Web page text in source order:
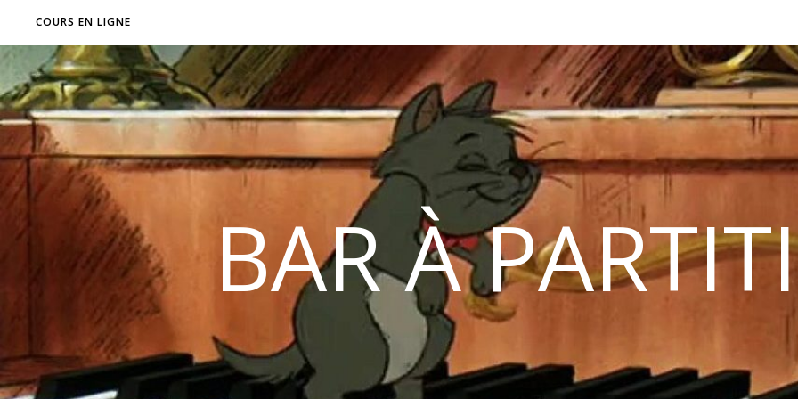
COURS EN LIGNE
BAR À